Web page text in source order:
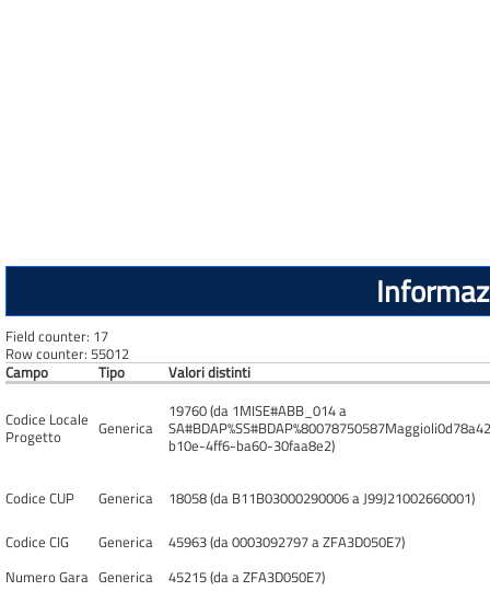
Field counter: 17
Row counter: 55012
Campo
Tipo Valori distinti
Codice Locale
Progetto
Generica
19760 (da 1MISE#ABB_014 a
b10e-4ff6-ba60-30faa8e2)
Codice CUP Generica
18058 (da B11B03000290006 a J99J21002660001)
Codice CIG
Generica
45963 (da 0003092797 a ZFA3D050E7)
Numero Gara Generica 45215 (da a ZFA3D050E7)